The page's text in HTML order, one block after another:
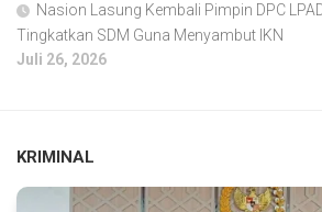
Nasion Lasung Kembali Pimpin DPC
Tingkatkan SDM Guna Menyambut IKN
Juli 26, 2026
KRIMINAL